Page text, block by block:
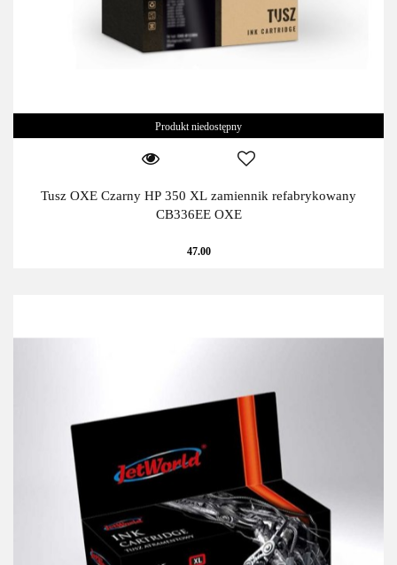
Produkt niedostępny
Tusz OXE Czarny HP 350 XL zamiennik refabrykowany
CB336EE OXE
47.00